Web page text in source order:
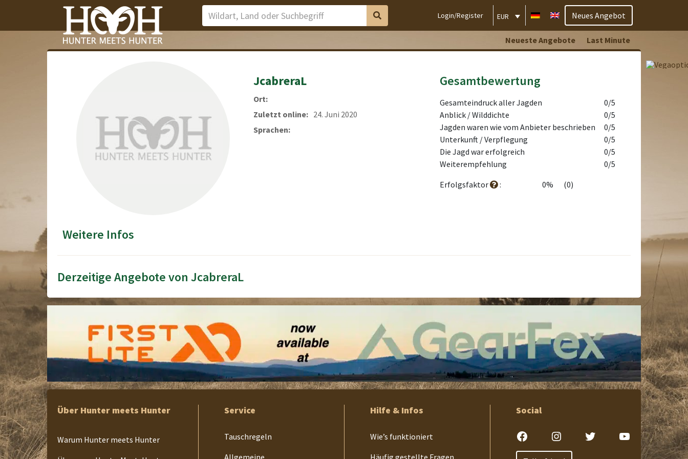
Login/Register EUR Neues Angebot
Neueste Angebote Last Minute
JcabreraL
Ort:
Zuletzt online: 24. Juni 2020
Sprachen:
Gesamtbewertung
Gesamteindruck aller Jagden
0/5
Anblick / Wilddichte
0/5
Jagden waren wie vom Anbieter beschrieben
0/5
Unterkunft / Verpflegung
0/5
Die Jagd war erfolgreich
0/5
Weiterempfehlung
0/5
Erfolgsfaktor
: 0% (0)
Weitere Infos
Derzeitige Angebote von JcabreraL
Über Hunter meets Hunter
Warum Hunter meets Hunter
Service
Tauschregeln
Hilfe & Infos
Wie’s funktioniert
Social
FacebookInstagramTwitterYouTube